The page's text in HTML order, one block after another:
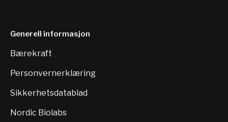
Generell informasjon
Bærekraft
Personvernerklæring
Sikkerhetsdatablad
Nordic Biolabs